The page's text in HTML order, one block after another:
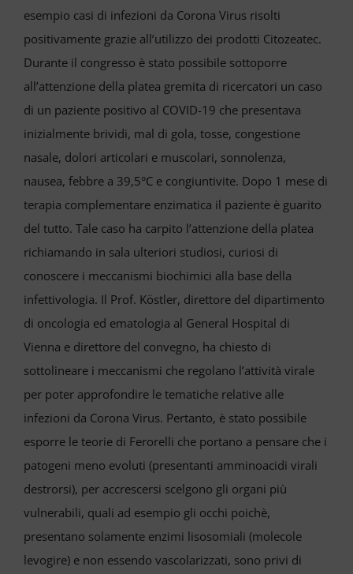
esempio casi di infezioni da Corona Virus risolti
positivamente grazie all’utilizzo dei prodotti Citozeatec.
Durante il congresso è stato possibile sottoporre
all’attenzione della platea gremita di ricercatori un caso
di un paziente positivo al COVID-19 che presentava
inizialmente brividi, mal di gola, tosse, congestione
nasale, dolori articolari e muscolari, sonnolenza,
nausea, febbre a 39,5°C e congiuntivite. Dopo 1 mese di
terapia complementare enzimatica il paziente è guarito
del tutto. Tale caso ha carpito l’attenzione della platea
richiamando in sala ulteriori studiosi, curiosi di
conoscere i meccanismi biochimici alla base della
infettivologia. Il Prof. Köstler, direttore del dipartimento
di oncologia ed ematologia al General Hospital di
Vienna e direttore del convegno, ha chiesto di
sottolineare i meccanismi che regolano l’attività virale
per poter approfondire le tematiche relative alle
infezioni da Corona Virus. Pertanto, è stato possibile
esporre le teorie di Ferorelli che portano a pensare che i
patogeni meno evoluti (presentanti amminoacidi virali
destrorsi), per accrescersi scelgono gli organi più
vulnerabili, quali ad esempio gli occhi poichè,
presentano solamente enzimi lisosomiali (molecole
levogire) e non essendo vascolarizzati, sono privi di